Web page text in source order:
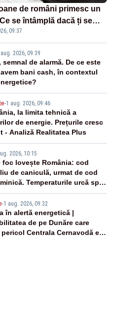
de români primesc un
se întâmplă dacă ți se
09:37
2026, 09:39
semnal de alarmă. De ce este
bani cash, în contextul
-1 aug. 2026, 09:46
la limita tehnică a
de energie. Prețurile cresc
- Analiză Realitatea Plus
2026, 10:15
foc lovește România: cod
de caniculă, urmat de cod
Temperaturile urcă spre
-1 aug. 2026, 09:32
în alertă energetică |
de pe Dunăre care
Centrala Cernavodă era